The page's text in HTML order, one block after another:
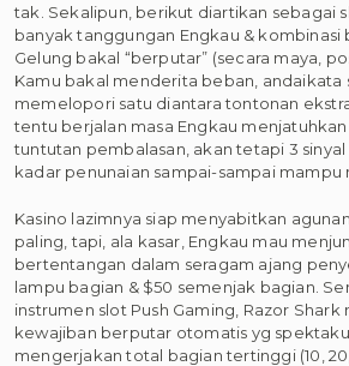
tak. Sekalipun, berikut diartikan sebagai
banyak tanggungan Engkau & kombinasi
Gelung bakal “berputar” (secara maya,
Kamu bakal menderita beban, andaikata
memelopori satu diantara tontonan
tentu berjalan masa Engkau
tuntutan pembalasan, akan tetapi 3
kadar penunaian sampai-sampai mampu
Kasino lazimnya siap menyabitkan
paling, tapi, ala kasar, Engkau mau
bertentangan dalam seragam ajang
lampu bagian & $50 semenjak bagian.
instrumen slot Push Gaming, Razor
kewajiban berputar otomatis yg
mengerjakan total bagian tertinggi (10,